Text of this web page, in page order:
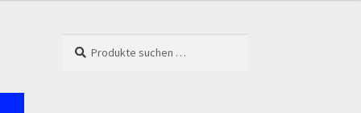
nach: